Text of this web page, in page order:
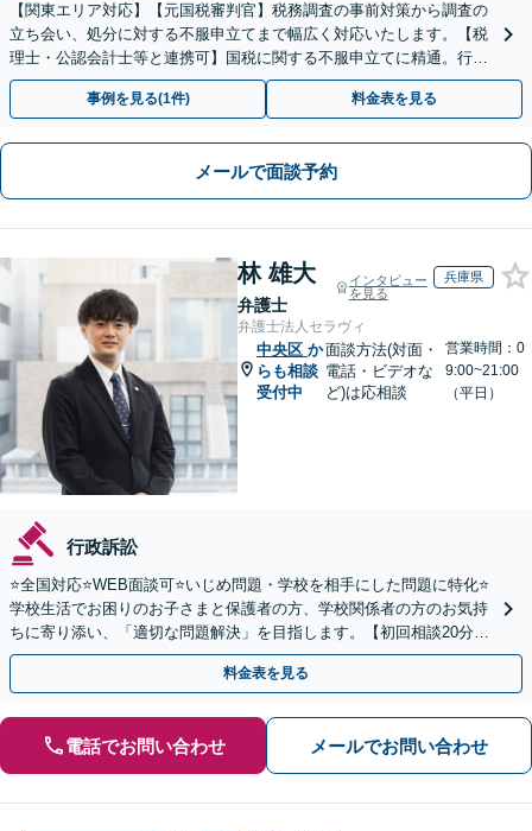
【関東エリア対応】【元国税審判官】税務調査の事前対策から調査の
立ち会い、処分に対する不服申立てまで幅広く対応いたします。【税
理士・公認会計士等と連携可】国税に関する不服申立てに精通。行政
側の知見を活かしたサポートいたします
事例を見る(1件) 料金表を見る
メールで面談予約
林 雄大
弁護士
インタビュー
を見る
兵庫県
弁護士法人セラヴィ
中央区 か
らも相談
受付中
面談方法(対面・
電話・ビデオな
ど)は応相談
営業時間：0
9:00~21:00
（平日）
行政訴訟
⭐️全国対応⭐️WEB面談可⭐️いじめ問題・学校を相手にした問題に特化⭐️
学校生活でお困りのお子さまと保護者の方、学校関係者の方のお気持
ちに寄り添い、「適切な問題解決」を目指します。【初回相談20分無
料】
料金表を見る
電話でお問い合わせ メールでお問い合わせ